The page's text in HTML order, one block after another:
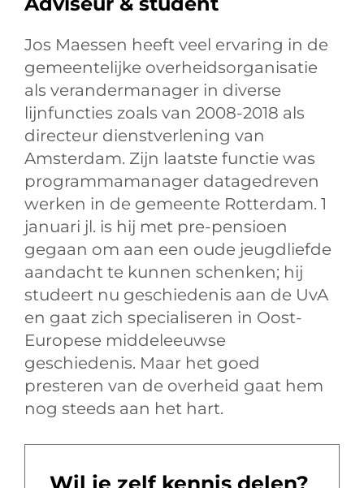
Jos Maessen heeft veel ervaring in de
gemeentelijke overheidsorganisatie
als verandermanager in diverse
lijnfuncties zoals van 2008-2018 als
directeur dienstverlening van
Amsterdam. Zijn laatste functie was
programmamanager datagedreven
werken in de gemeente Rotterdam. 1
januari jl. is hij met pre-pensioen
gegaan om aan een oude jeugdliefde
aandacht te kunnen schenken; hij
studeert nu geschiedenis aan de UvA
en gaat zich specialiseren in Oost-
Europese middeleeuwse
geschiedenis. Maar het goed
presteren van de overheid gaat hem
nog steeds aan het hart.